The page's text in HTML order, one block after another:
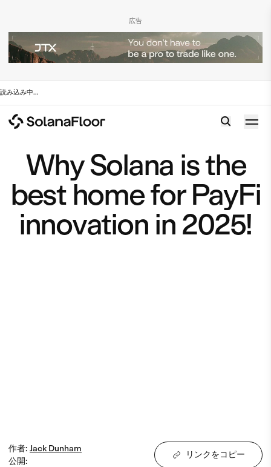
広告
読み込み中...
Why Solana is the
best home for PayFi
innovation in 2025!
作者: Jack Dunham
公開:
リンクをコピー